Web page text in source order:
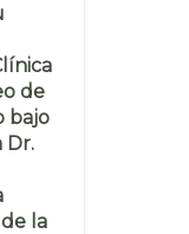
de
bajo
Dr.
la